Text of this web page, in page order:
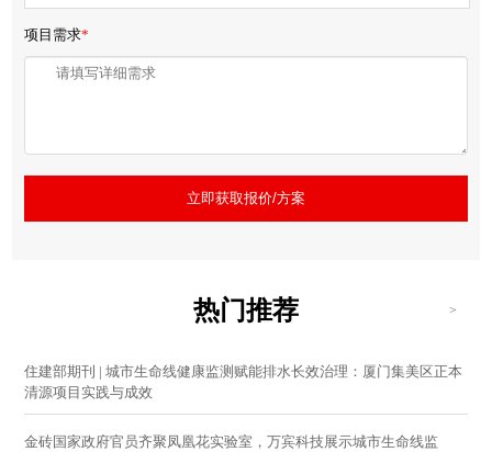
项目需求*
立即获取报价/方案
热门推荐 >
住建部期刊 | 城市生命线健康监测赋能排水长效治理：厦门集美区正本
清源项目实践与成效
金砖国家政府官员齐聚凤凰花实验室，万宾科技展示城市生命线监